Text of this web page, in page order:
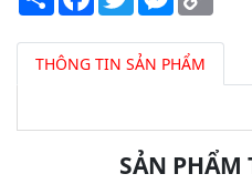
THÔNG TIN SẢN PHẨM
SẢN